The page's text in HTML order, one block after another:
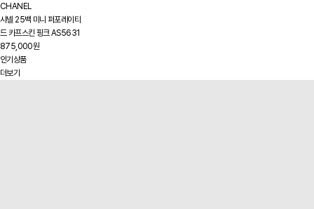
CHANEL
샤넬 25백 미니 퍼포레이티
드 카프스킨 핑크 AS5631
875,000원
인기상품
더보기